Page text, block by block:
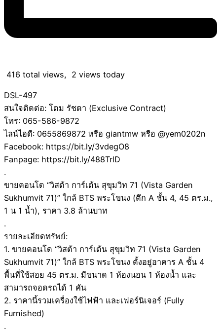
416 total views, 2 views today
DSL-497
สนใจติดต่อ: โดม รัชดา (Exclusive Contract)
โทร: 065-586-9872
ไลน์ไอดี: 0655869872 หรือ giantmw หรือ @yem0202n
Facebook: https://bit.ly/3vdegO8
Fanpage: https://bit.ly/488TrlD
.
ขายคอนโด “วิสต้า การ์เด้น สุขุมวิท 71 (Vista Garden
Sukhumvit 71)” ใกล้ BTS พระโขนง (ตึก A ชั้น 4, 45 ตร.ม.,
1 น 1 น้ำ), ราคา 3.8 ล้านบาท
.
รายละเอียดทรัพย์:
1. ขายคอนโด “วิสต้า การ์เด้น สุขุมวิท 71 (Vista Garden
Sukhumvit 71)” ใกล้ BTS พระโขนง ตั้งอยู่อาคาร A ชั้น 4
พื้นที่ใช้สอย 45 ตร.ม. มีขนาด 1 ห้องนอน 1 ห้องน้ำ และ
สามารถจอดรถได้ 1 คัน
2. ราคานี้รวมเครื่องใช้ไฟฟ้า และเฟอร์นิเจอร์ (Fully
Furnished)
.